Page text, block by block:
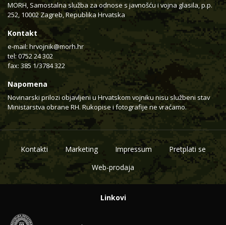
MORH, Samostalna služba za odnose s javnošću i vojna glasila, p.p.
252, 10002 Zagreb, Republika Hrvatska
Kontakt
e-mail: hrvojnik@morh.hr
tel: 0752 24 302
fax: 385 1/3784 322
Napomena
Novinarski prilozi objavljeni u Hrvatskom vojniku nisu službeni stav
Ministarstva obrane RH. Rukopise i fotografije ne vraćamo.
Kontakti Marketing Impressum
Pretplati se
Web-prodaja
Linkovi